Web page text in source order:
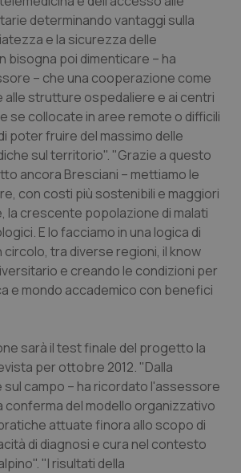
di Bolzano
di Trento
& Scompenso
& Rettocolite Ulcerosa
& patologie neurodegenerative
Nutrizione
determinando vantaggi sulla
e la sicurezza delle
bisogna poi dimenticare – ha
– che una cooperazione come
strutture ospedaliere e ai centri
se collocate in aree remote o difficili
poter fruire del massimo delle
sul territorio". "Grazie a questo
ancora Bresciani – mettiamo le
con costi più sostenibili e maggiori
la crescente popolazione di malati
E lo facciamo in una logica di
tra diverse regioni, il know
e creando le condizioni per
e mondo accademico con benefici
sarà il test finale del progetto la
per ottobre 2012. "Dalla
campo – ha ricordato l'assessore
conferma del modello organizzativo
attuate finora allo scopo di
di diagnosi e cura nel contesto
"I risultati della